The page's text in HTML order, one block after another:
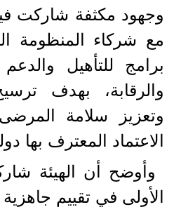
وجهود مكثفة شاركت
مع شركاء المنظومة
برامج للتأهيل
والرقابة، بهدف
وتعزيز سلامة
الاعتماد المعترف بها
وأوضح أن الهيئة
الأولى في تقييم